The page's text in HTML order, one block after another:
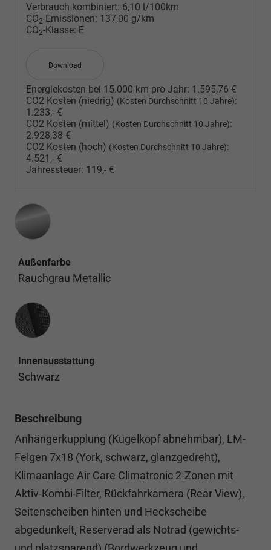
Verbrauch kombiniert: 6,10 l/100km
CO2-Emissionen: 137,00 g/km
CO2-Klasse: E
Download
Energiekosten bei 15.000 km pro Jahr: 1.595,76 €
CO2 Kosten (niedrig) (Kosten Durchschnitt 10 Jahre):
1.233,- €
CO2 Kosten (mittel) (Kosten Durchschnitt 10 Jahre):
2.928,38 €
CO2 Kosten (hoch) (Kosten Durchschnitt 10 Jahre):
4.521,- €
Jahressteuer: 119,- €
Außenfarbe
Rauchgrau Metallic
Innenausstattung
Innenausstattung
Schwarz
Beschreibung
Anhängerkupplung (Kugelkopf abnehmbar), LM-
Felgen 7x18 (York, schwarz, glanzgedreht),
Klimaanlage Air Care Climatronic 2-Zonen mit
Aktiv-Kombi-Filter, Rückfahrkamera (Rear View),
Seitenscheiben hinten und Heckscheibe
abgedunkelt, Reserverad als Notrad (gewichts-